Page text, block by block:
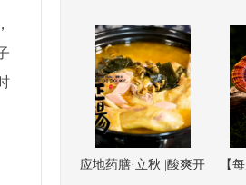
应地药膳·立秋 |酸爽开
【